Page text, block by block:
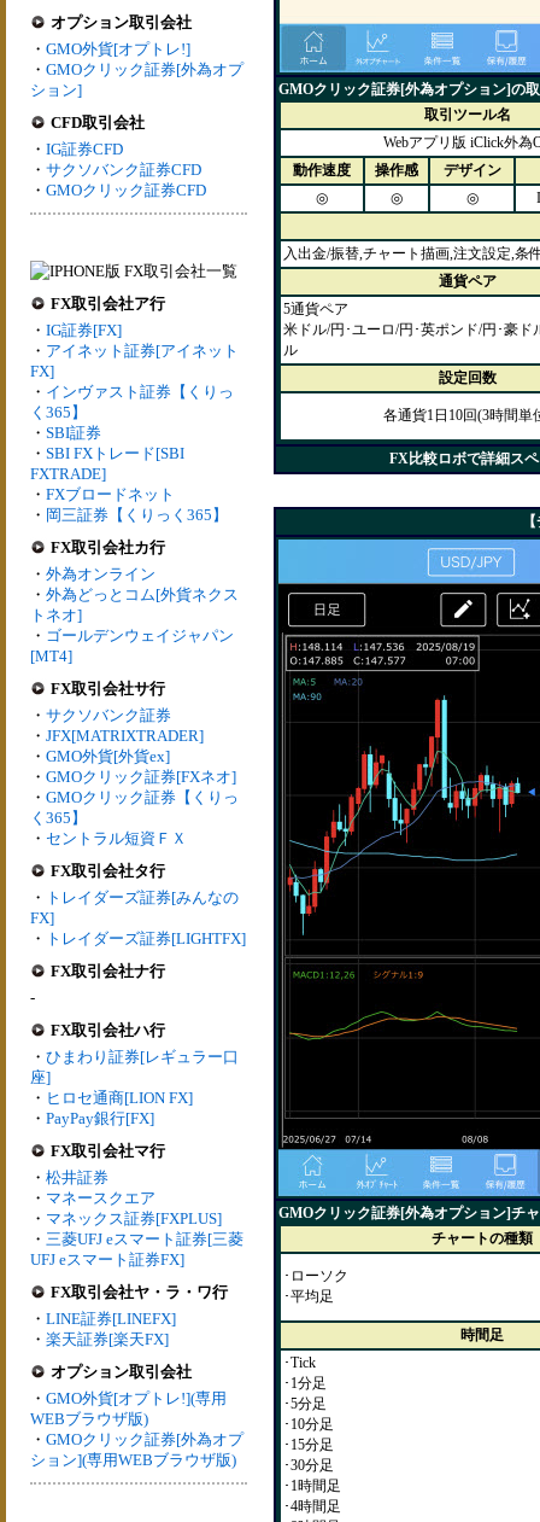
オプション取引会社
・ GMO外貨[オプトレ!]
・ GMOクリック証券[外為オプ
ション]
CFD取引会社
・ IG証券CFD
・ サクソバンク証券CFD
・ GMOクリック証券CFD
FX取引会社ア行
・ IG証券[FX]
・ アイネット証券[アイネット
FX]
・ インヴァスト証券【くりっ
く365】
・ SBI証券
・ SBI FXトレード[SBI
FXTRADE]
・ FXブロードネット
・ 岡三証券【くりっく365】
FX取引会社カ行
・ 外為オンライン
・ 外為どっとコム[外貨ネクス
トネオ]
・ ゴールデンウェイジャパン
[MT4]
FX取引会社サ行
・ サクソバンク証券
・ JFX[MATRIXTRADER]
・ GMO外貨[外貨ex]
・ GMOクリック証券[FXネオ]
・ GMOクリック証券【くりっ
く365】
・ セントラル短資ＦＸ
FX取引会社タ行
・ トレイダーズ証券[みんなの
FX]
・ トレイダーズ証券[LIGHTFX]
FX取引会社ナ行
-
FX取引会社ハ行
・ ひまわり証券[レギュラー口
座]
・ ヒロセ通商[LION FX]
・ PayPay銀行[FX]
FX取引会社マ行
・ 松井証券
・ マネースクエア
・ マネックス証券[FXPLUS]
・ 三菱UFJ eスマート証券[三菱
UFJ eスマート証券FX]
FX取引会社ヤ・ラ・ワ行
・ LINE証券[LINEFX]
・ 楽天証券[楽天FX]
オプション取引会社
・ GMO外貨[オプトレ!](専用
WEBブラウザ版)
・ GMOクリック証券[外為オプ
ション](専用WEBブラウザ版)
GMOクリック証券[外為オプション]の
取引ツール名
Webアプリ版 iClick外為
動作速度
操作感
デザイン
◎
◎ ◎
入出金/振替,チャート描画,注文設定,条
通貨ペア
5通貨ペア
米ドル/円･ユーロ/円･英ポンド/円･豪ド
ル
設定回数
各通貨1日10回(3時間単
FX比較ロボで詳細ス
GMOクリック証券[外為オプション]チ
チャートの種類
･ローソク
･平均足
時間足
･Tick
･1分足
･5分足
･10分足
･15分足
･30分足
･1時間足
･4時間足